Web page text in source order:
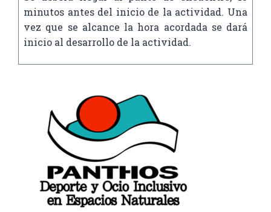
minutos antes del inicio de la actividad. Una
vez que se alcance la hora acordada se dará
inicio al desarrollo de la actividad.